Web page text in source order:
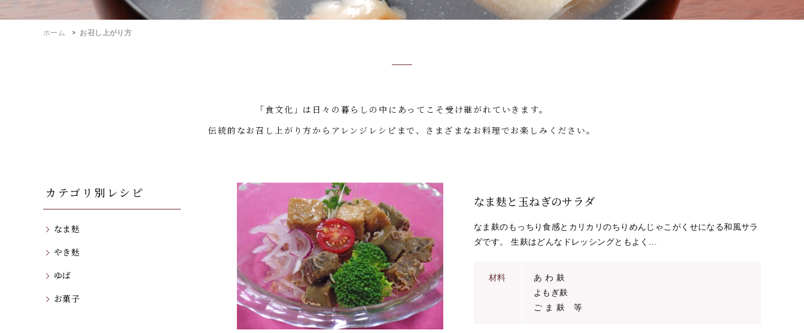
ホーム お召し上がり方
「食文化」は日々の暮らしの中にあってこそ受け継がれていきます。
伝統的なお召し上がり方からアレンジレシピまで、さまざまなお料理でお楽しみください。
なま麸と玉ねぎのサラダ
なま麸のもっちり食感とカリカリのちりめんじゃこがくせになる和風サラ
ダです。 生麸はどんなドレッシングともよく...
材料
あ わ 麸
よもぎ麸
ご ま 麸 等
カテゴリ別レシピ
なま麸
やき麸
ゆば
お菓子